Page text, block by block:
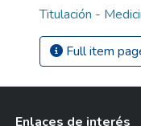
Titulación -
Full item
Enlaces de interés